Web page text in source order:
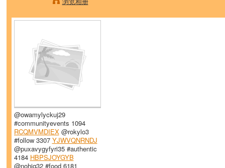
@owamylyckuj29
#communityevents 1094
RCQMVMDIEX@rokylo3
#follow 3307 YJWVQNRNDJ
@puxavygyfyri35 #authentic
4184 HBPSJOYGYB
@nohiq32 #food 6181